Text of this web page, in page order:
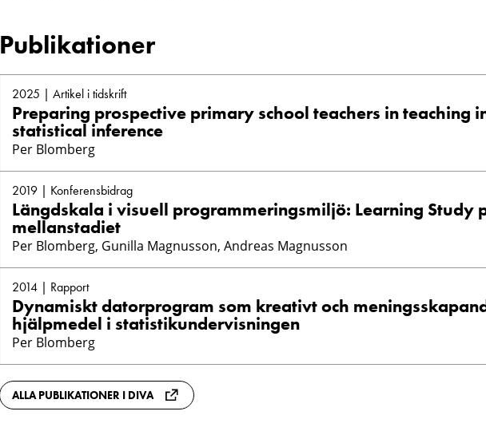
Publikationer
2025 | Artikel i tidskrift
Preparing prospective primary school teachers in teaching
statistical inference
Per Blomberg
2019 | Konferensbidrag
Längdskala i visuell programmeringsmiljö: Learning Study
mellanstadiet
Per Blomberg, Gunilla Magnusson, Andreas Magnusson
2014 | Rapport
Dynamiskt datorprogram som kreativt och
hjälpmedel i statistikundervisningen
Per Blomberg
ALLA PUBLIKATIONER I DIVA